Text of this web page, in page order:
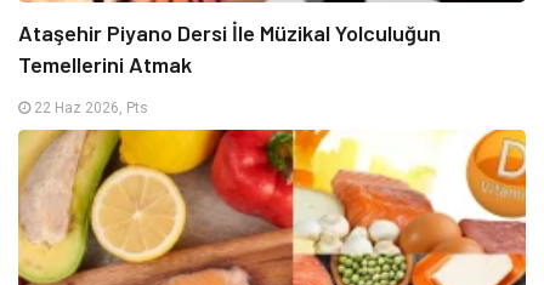
Ataşehir Piyano Dersi İle Müzikal Yolculuğun
Temellerini Atmak
22 Haz 2026, Pts